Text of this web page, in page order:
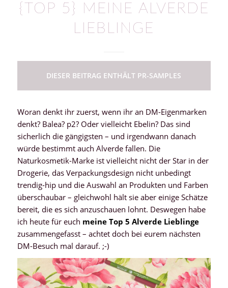
{TOP 5} MEINE ALVERDE
LIEBLINGE
DIESER BEITRAG ENTHÄLT PR-SAMPLES
Woran denkt ihr zuerst, wenn ihr an DM-Eigenmarken
denkt? Balea? p2? Oder vielleicht Ebelin? Das sind
sicherlich die gängigsten – und irgendwann danach
würde bestimmt auch Alverde fallen. Die
Naturkosmetik-Marke ist vielleicht nicht der Star in der
Drogerie, das Verpackungsdesign nicht unbedingt
trendig-hip und die Auswahl an Produkten und Farben
überschaubar – gleichwohl hält sie aber einige Schätze
bereit, die es sich anzuschauen lohnt. Deswegen habe
ich heute für euch meine Top 5 Alverde Lieblinge
zusammengefasst – achtet doch bei eurem nächsten
DM-Besuch mal darauf. ;-)